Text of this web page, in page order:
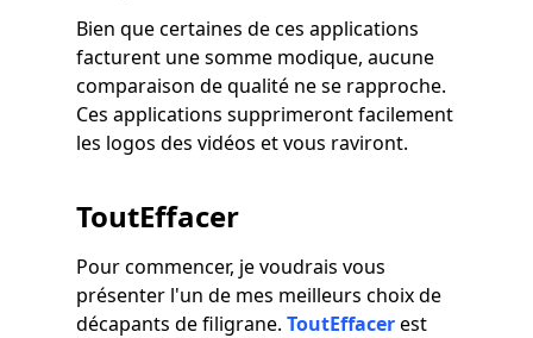
Bien que certaines de ces applications
facturent une somme modique, aucune
comparaison de qualité ne se rapproche.
Ces applications supprimeront facilement
les logos des vidéos et vous raviront.
ToutEffacer
Pour commencer, je voudrais vous
présenter l'un de mes meilleurs choix de
décapants de filigrane. ToutEffacerest